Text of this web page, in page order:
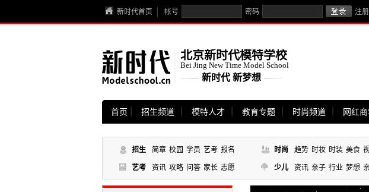
新时代首页 帐号 密码 注册
北京新时代模特学校
Bei Jing New Time Model School
新时代 新梦想
首页 招生频道 模特人才 教育专题 时尚频道 网红
招生 简章 校园 学员 艺考 报名 时尚 趋势 时妆 时装 美食
艺考 资讯 攻略 问答 家长 志愿 少儿 资讯 亲子 行业 梦想